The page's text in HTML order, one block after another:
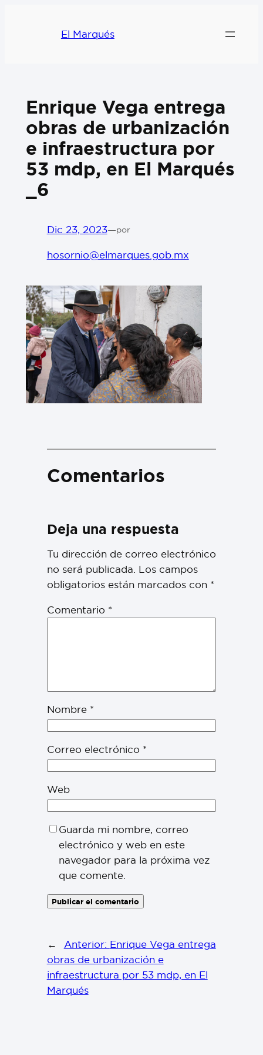
El Marqués
Enrique Vega entrega
obras de urbanización
e infraestructura por
53 mdp, en El Marqués
_6
Dic 23, 2023—por
hosornio@elmarques.gob.mx
Comentarios
Deja una respuesta
Tu dirección de correo electrónico
no será publicada. Los campos
obligatorios están marcados con *
Comentario *
Nombre *
Correo electrónico *
Web
Guarda mi nombre, correo
electrónico y web en este
navegador para la próxima vez
que comente.
← Anterior: Enrique Vega entrega
obras de urbanización e
infraestructura por 53 mdp, en El
Marqués